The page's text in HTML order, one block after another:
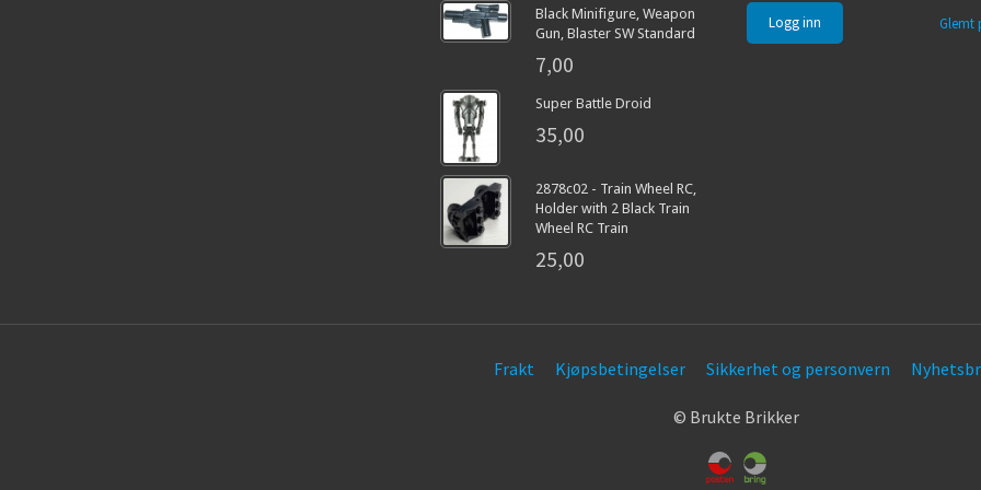
Black Minifigure, Weapon
Gun, Blaster SW Standard
7,00
Super Battle Droid
35,00
2878c02 - Train Wheel RC,
Holder with 2 Black Train
Wheel RC Train
25,00
Glemt
Frakt Kjøpsbetingelser Sikkerhet og personvern
© Brukte Brikker